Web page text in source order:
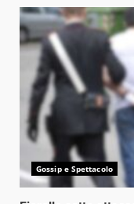
Gossip e Spettacolo